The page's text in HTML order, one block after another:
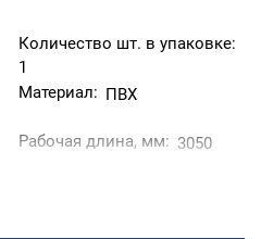
Количество шт. в упаковке:
1
Материал: ПВХ
Рабочая длина, мм: 3050